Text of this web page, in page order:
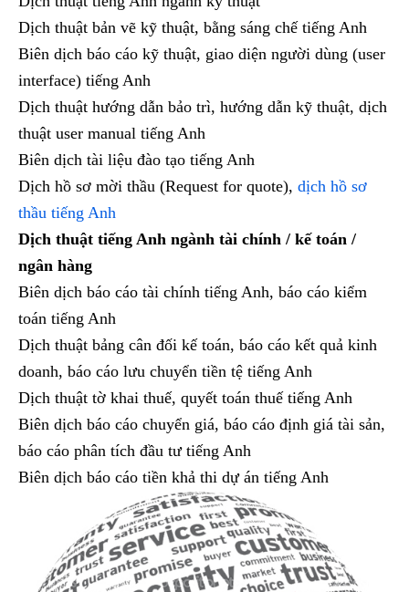
Dịch thuật bản vẽ kỹ thuật, bằng sáng chế tiếng Anh
Biên dịch báo cáo kỹ thuật, giao diện người dùng (user
interface) tiếng Anh
Dịch thuật hướng dẫn bảo trì, hướng dẫn kỹ thuật, dịch
thuật user manual tiếng Anh
Biên dịch tài liệu đào tạo tiếng Anh
Dịch hồ sơ mời thầu (Request for quote), dịch hồ sơ
thầu tiếng Anh
Dịch thuật tiếng Anh ngành tài chính / kế toán /
ngân hàng
Biên dịch báo cáo tài chính tiếng Anh, báo cáo kiểm
toán tiếng Anh
Dịch thuật bảng cân đối kế toán, báo cáo kết quả kinh
doanh, báo cáo lưu chuyển tiền tệ tiếng Anh
Dịch thuật tờ khai thuế, quyết toán thuế tiếng Anh
Biên dịch báo cáo chuyển giá, báo cáo định giá tài sản,
báo cáo phân tích đầu tư tiếng Anh
Biên dịch báo cáo tiền khả thi dự án tiếng Anh